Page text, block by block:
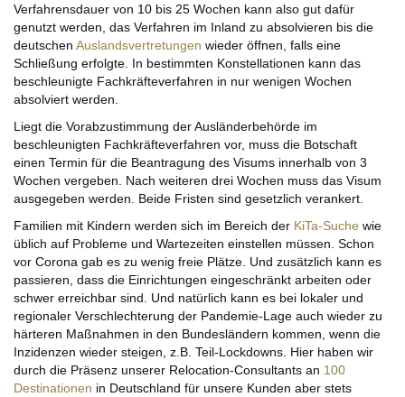
Verfahrensdauer von 10 bis 25 Wochen kann also gut dafür
genutzt werden, das Verfahren im Inland zu absolvieren bis die
deutschen Auslandsvertretungen wieder öffnen, falls eine
Schließung erfolgte. In bestimmten Konstellationen kann das
beschleunigte Fachkräfteverfahren in nur wenigen Wochen
absolviert werden.
Liegt die Vorabzustimmung der Ausländerbehörde im
beschleunigten Fachkräfteverfahren vor, muss die Botschaft
einen Termin für die Beantragung des Visums innerhalb von 3
Wochen vergeben. Nach weiteren drei Wochen muss das Visum
ausgegeben werden. Beide Fristen sind gesetzlich verankert.
Familien mit Kindern werden sich im Bereich der KiTa-Suche wie
üblich auf Probleme und Wartezeiten einstellen müssen. Schon
vor Corona gab es zu wenig freie Plätze. Und zusätzlich kann es
passieren, dass die Einrichtungen eingeschränkt arbeiten oder
schwer erreichbar sind. Und natürlich kann es bei lokaler und
regionaler Verschlechterung der Pandemie-Lage auch wieder zu
härteren Maßnahmen in den Bundesländern kommen, wenn die
Inzidenzen wieder steigen, z.B. Teil-Lockdowns. Hier haben wir
durch die Präsenz unserer Relocation-Consultants an 100
Destinationen in Deutschland für unsere Kunden aber stets